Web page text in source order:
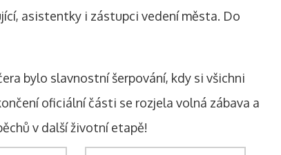
asistentky i zástupci vedení města. Do
bylo slavnostní šerpování, kdy si všichni
oficiální části se rozjela volná zábava a
v další životní etapě!